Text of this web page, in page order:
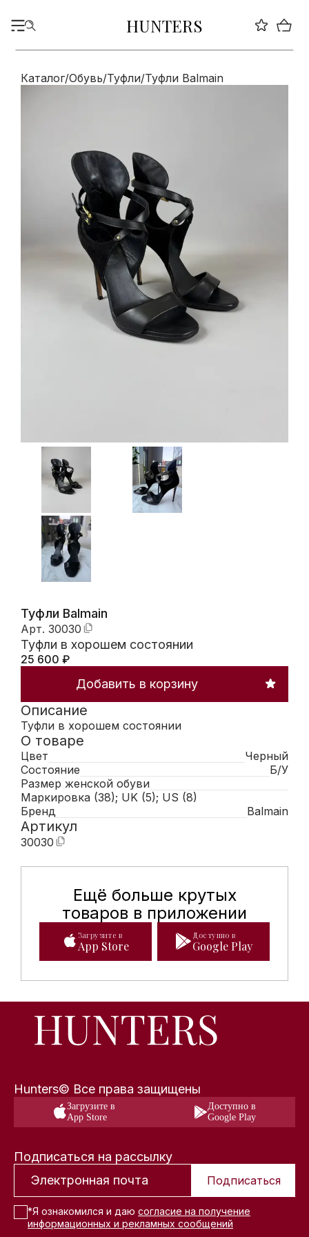
HUNTERS
Каталог/Обувь/Туфли/Туфли Balmain
Туфли Balmain
Арт. 30030
Туфли в хорошем состоянии
25 600 ₽
Добавить в корзину
Описание
Туфли в хорошем состоянии
О товаре
Цвет
Черный
Состояние
Б/У
Размер женской обуви
Маркировка (38); UK (5); US (8)
Бренд
Balmain
Артикул
30030
Ещё больше крутых
товаров в приложении
Мобильное приложение
Загрузите в
App Store
Доступно в
Google Play
Hunters© Все права защищены
Загрузите в
App Store
Доступно в
Google Play
Подписаться на рассылку
Подписаться
*Я ознакомился и даю согласие на получение
информационных и рекламных сообщений